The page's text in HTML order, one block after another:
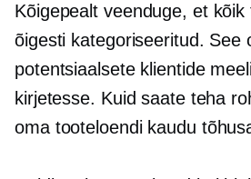
Kõigepealt veenduge, et
õigesti kategoriseeritud. See
potentsiaalsete klientide
kirjetesse. Kuid saate teha
oma tooteloendi kaudu